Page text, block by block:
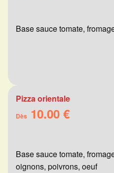
Base sauce tomate,
Pizza orientale
Dès 10.00 €
Base sauce tomate,
oignons, poivrons, oeuf